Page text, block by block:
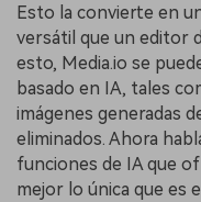
Esto la convierte en
versátil que un editor
esto, Media.io se
basado en IA, tales
imágenes generadas
eliminados. Ahora
funciones de IA que
mejor lo única que es